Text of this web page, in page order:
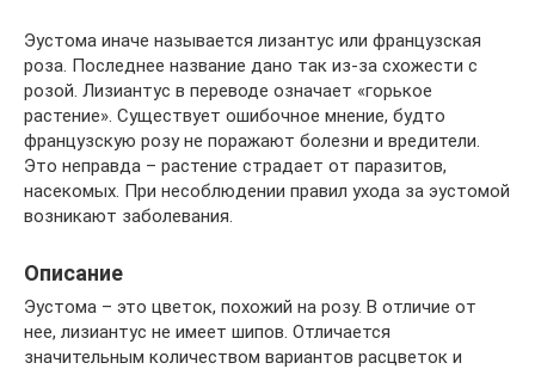
Эустома иначе называется лизантус или французская
роза. Последнее название дано так из-за схожести с
розой. Лизиантус в переводе означает «горькое
растение». Существует ошибочное мнение, будто
французскую розу не поражают болезни и вредители.
Это неправда – растение страдает от паразитов,
насекомых. При несоблюдении правил ухода за эустомой
возникают заболевания.
Описание
Эустома – это цветок, похожий на розу. В отличие от
нее, лизиантус не имеет шипов. Отличается
значительным количеством вариантов расцветок и